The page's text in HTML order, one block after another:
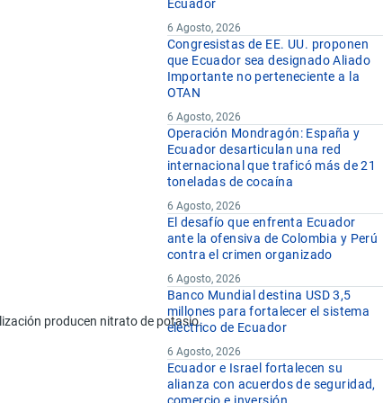
producen nitrato de potasio.
Ecuador
6 Agosto, 2026
Congresistas de EE. UU. proponen
que Ecuador sea designado Aliado
Importante no perteneciente a la
OTAN
6 Agosto, 2026
Operación Mondragón: España y
Ecuador desarticulan una red
internacional que traficó más de 21
toneladas de cocaína
6 Agosto, 2026
El desafío que enfrenta Ecuador
ante la ofensiva de Colombia y Perú
contra el crimen organizado
6 Agosto, 2026
Banco Mundial destina USD 3,5
millones para fortalecer el sistema
eléctrico de Ecuador
6 Agosto, 2026
Ecuador e Israel fortalecen su
alianza con acuerdos de seguridad,